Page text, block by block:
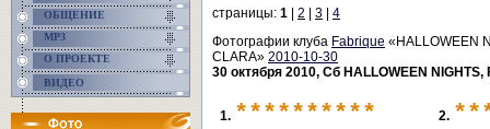
ОБЩЕНИЕ
MP3
О ПРОЕКТЕ
ВИДЕО
страницы: 1 2 3
4
Фотографии клуба Fabrique «HALLOWEEN
CLARA» 2010-10-30
30 октября 2010, Сб HALLOWEEN NIGHTS,
1. ********** 2.